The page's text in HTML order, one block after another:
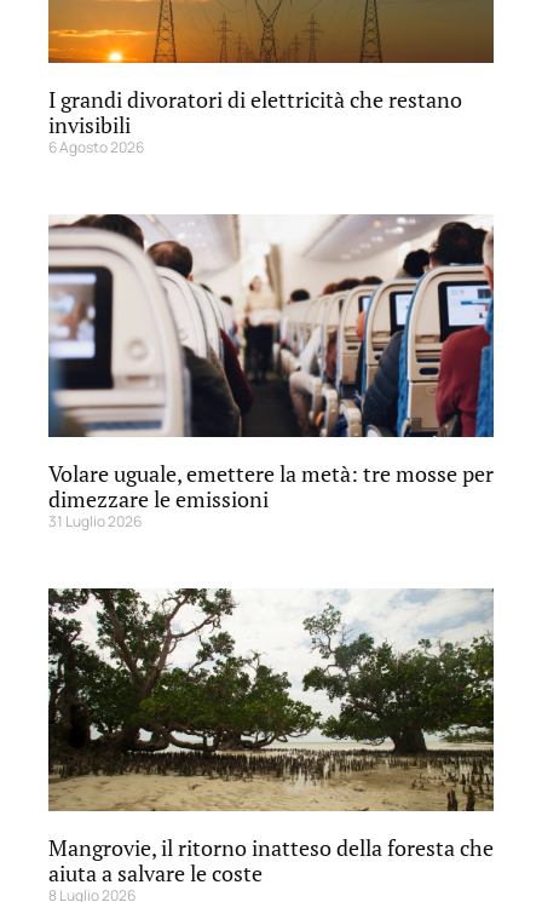
I grandi divoratori di elettricità che restano
invisibili
6 Agosto 2026
Volare uguale, emettere la metà: tre mosse per
dimezzare le emissioni
31 Luglio 2026
Mangrovie, il ritorno inatteso della foresta che
aiuta a salvare le coste
8 Luglio 2026